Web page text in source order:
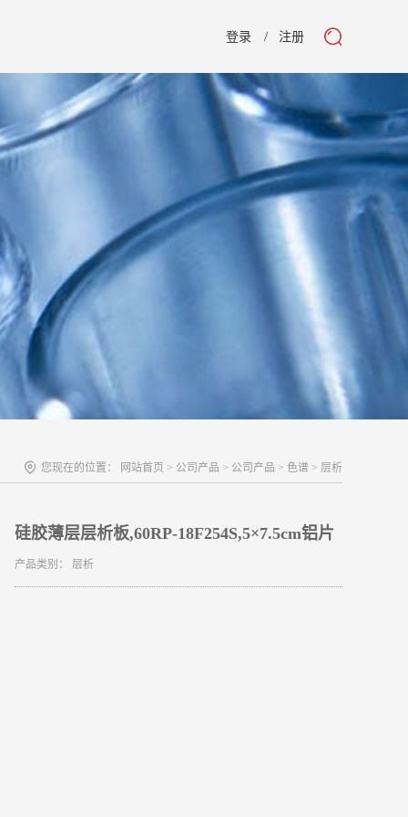
登录 注册
您现在的位置： 网站首页 > 公司产品 > 公司产品 > 色谱 > 层析
硅胶薄层层析板,60RP-18F254S,5×7.5cm铝片
产品类别： 层析